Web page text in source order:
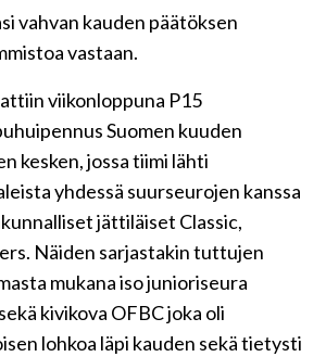
vahvan kauden päätöksen
vastaan.
viikonloppuna P15
Suomen kuuden
kesken, jossa tiimi lähti
yhdessä suurseurojen kanssa
jättiläiset Classic,
Näiden sarjastakin tuttujen
mukana iso junioriseura
kivikova OFBC joka oli
lohkoa läpi kauden sekä tietysti